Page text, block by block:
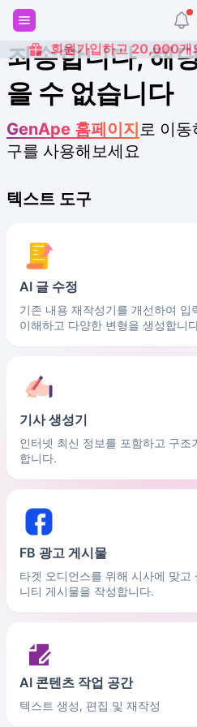
회원가입하고 20,000개
죄송합니다, 해
을 수 없습니다
GenApe 홈페이지로 이동
구를 사용해보세요
텍스트 도구
AI 글 수정
기존 내용 재작성기를 개선하여
이해하고 다양한 변형을 생성합니
기사 생성기
인터넷 최신 정보를 포함하고 구조
합니다.
FB 광고 게시물
타겟 오디언스를 위해 시사에 맞고
니티 게시물을 작성합니다.
AI 콘텐츠 작업 공간
텍스트 생성, 편집 및 재작성